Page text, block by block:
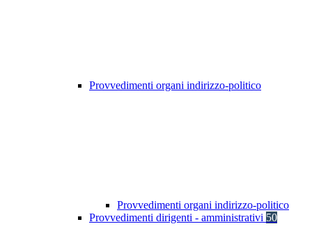
Provvedimenti organi indirizzo-politico
Provvedimenti organi indirizzo-politico
Provvedimenti dirigenti - amministrativi 50